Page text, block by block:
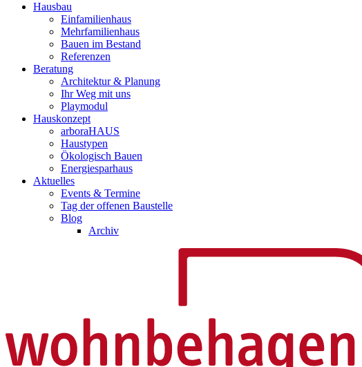
Hausbau
Einfamilienhaus
Mehrfamilienhaus
Bauen im Bestand
Referenzen
Beratung
Architektur & Planung
Ihr Weg mit uns
Playmodul
Hauskonzept
arboraHAUS
Haustypen
Ökologisch Bauen
Energiesparhaus
Aktuelles
Events & Termine
Tag der offenen Baustelle
Blog
Archiv